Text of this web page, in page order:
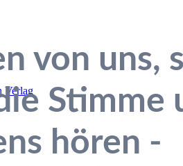
Verlag
von uns,
Stimme
hören -